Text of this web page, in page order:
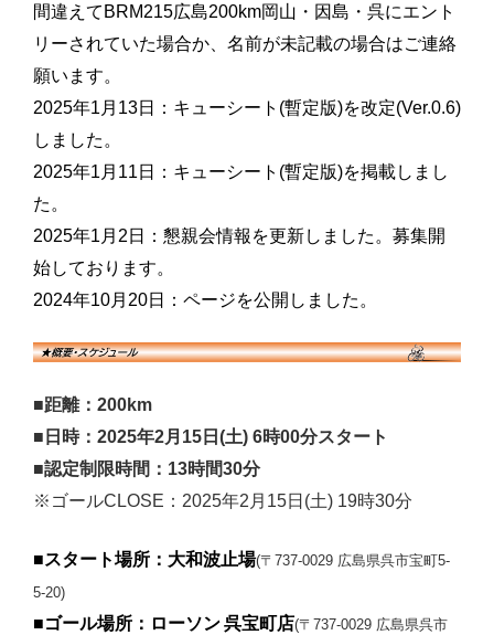
間違えてBRM215広島200km岡山・因島・呉にエント
リーされていた場合か、名前が未記載の場合はご連絡
願います。
2025年1月13日：キューシート(暫定版)を改定(Ver.0.6)
しました。
2025年1月11日：キューシート(暫定版)を掲載しまし
た。
2025年1月2日：懇親会情報を更新しました。募集開
始しております。
2024年10月20日：ページを公開しました。
■距離：200km
■日時：2025年2月15日(土) 6時00分スタート
■認定制限時間：13時間30分
※ゴールCLOSE：2025年2月15日(土) 19時30分
■スタート場所：大和波止場(〒737-0029 広島県呉市宝町5-
5-20)
■ゴール場所： ローソン 呉宝町店(〒737-0029 広島県呉市